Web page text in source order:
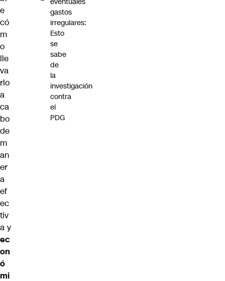
e
có
m
o
lle
va
rlo
a
ca
bo
de
m
an
er
a
ef
ec
tiv
a y
ec
on
ó
mi
gastos
irregulares:
Esto
se
sabe
de
la
investigación
contra
el
PDG